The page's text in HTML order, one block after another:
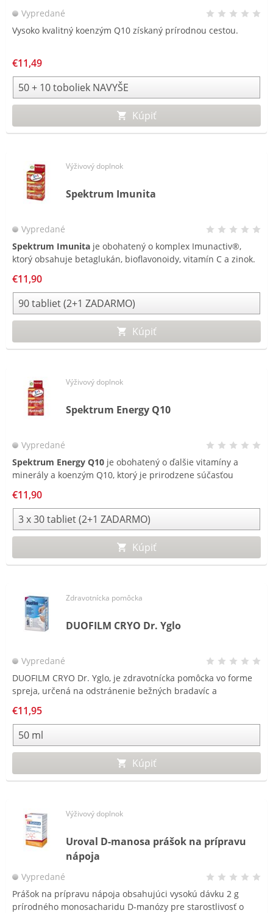
Vypredané
Vysoko kvalitný koenzým Q10 získaný prírodnou cestou.
€11,49
Kúpiť
Výživový doplnok
Spektrum Imunita
Vypredané
Spektrum Imunita je obohatený o komplex Imunactiv®,
ktorý obsahuje betaglukán, bioflavonoidy, vitamín C a zinok.
€11,90
Kúpiť
Výživový doplnok
Spektrum Energy Q10
Vypredané
Spektrum Energy Q10 je obohatený o ďalšie vitamíny a
minerály a koenzým Q10, ktorý je prirodzene súčasťou
v orgánoch ako pľúca, srdce a pečeň.
€11,90
Kúpiť
Zdravotnícka pomôcka
DUOFILM CRYO Dr. Yglo
Vypredané
DUOFILM CRYO Dr. Yglo, je zdravotnícka pomôcka vo forme
spreja, určená na odstránenie bežných bradavíc a
€11,95
Kúpiť
Výživový doplnok
Uroval D-manosa prášok na prípravu
nápoja
Vypredané
Prášok na prípravu nápoja obsahujúci vysokú dávku 2 g
prírodného monosacharidu D-manózy pre starostlivosť o